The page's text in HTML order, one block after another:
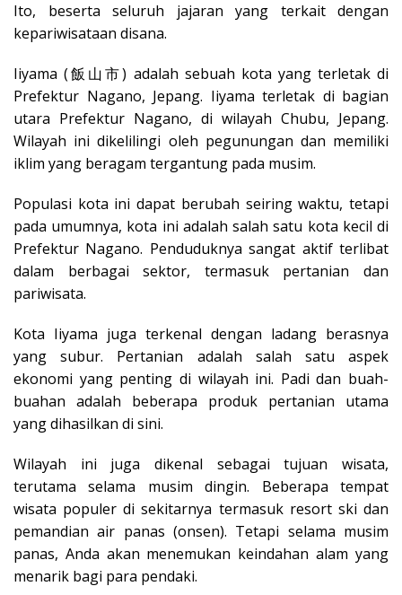
Ito, beserta seluruh jajaran yang terkait dengan
kepariwisataan disana.
Iiyama (飯山市) adalah sebuah kota yang terletak di
Prefektur Nagano, Jepang. Iiyama terletak di bagian
utara Prefektur Nagano, di wilayah Chubu, Jepang.
Wilayah ini dikelilingi oleh pegunungan dan memiliki
iklim yang beragam tergantung pada musim.
Populasi kota ini dapat berubah seiring waktu, tetapi
pada umumnya, kota ini adalah salah satu kota kecil di
Prefektur Nagano. Penduduknya sangat aktif terlibat
dalam berbagai sektor, termasuk pertanian dan
pariwisata.
Kota Iiyama juga terkenal dengan ladang berasnya
yang subur. Pertanian adalah salah satu aspek
ekonomi yang penting di wilayah ini. Padi dan buah-
buahan adalah beberapa produk pertanian utama
yang dihasilkan di sini.
Wilayah ini juga dikenal sebagai tujuan wisata,
terutama selama musim dingin. Beberapa tempat
wisata populer di sekitarnya termasuk resort ski dan
pemandian air panas (onsen). Tetapi selama musim
panas, Anda akan menemukan keindahan alam yang
menarik bagi para pendaki.